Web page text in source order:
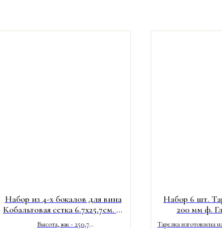
Набор из 4-х бокалов для вина
Кобальтовая сетка 6.7х25.7см. H
Высота, мм - 250,7
Набор 6 шт.
200 мм ф.
Тарелка изготовлена